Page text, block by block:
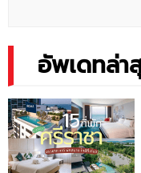
อัพเดทล่า